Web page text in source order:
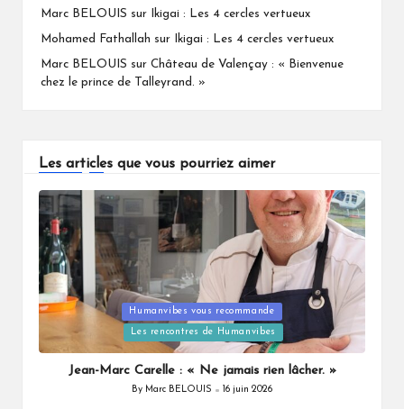
Marc BELOUIS sur Ikigai : Les 4 cercles vertueux
Mohamed Fathallah sur Ikigai : Les 4 cercles vertueux
Marc BELOUIS sur Château de Valençay : « Bienvenue
chez le prince de Talleyrand. »
Les articles que vous pourriez aimer
Posted
Humanvibes vous recommande
Les rencontres de Humanvibes
Jean-Marc Carelle : « Ne jamais rien lâcher. »
Posted
By Marc BELOUIS 16 juin 2026